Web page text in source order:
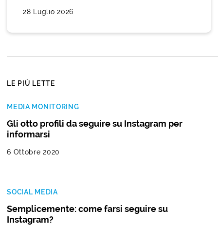
28 Luglio 2026
LE PIÙ LETTE
MEDIA MONITORING
Gli otto profili da seguire su Instagram per
informarsi
6 Ottobre 2020
SOCIAL MEDIA
Semplicemente: come farsi seguire su
Instagram?